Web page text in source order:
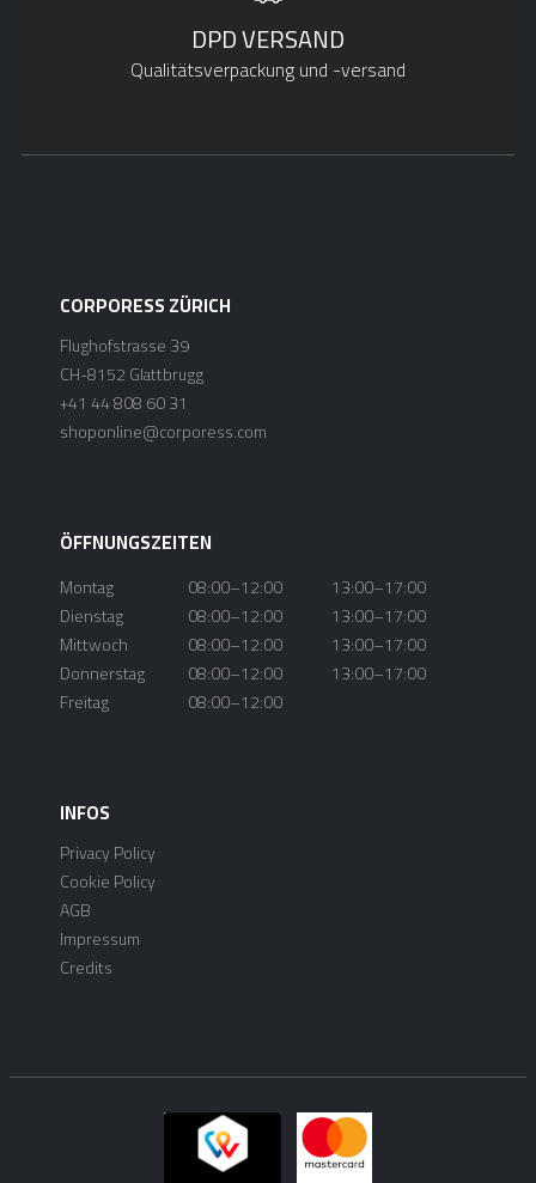
DPD VERSAND
Qualitätsverpackung und -versand
CORPORESS ZÜRICH
Flughofstrasse 39
CH-8152 Glattbrugg
+41 44 808 60 31
shoponline@corporess.com
ÖFFNUNGSZEITEN
Montag 08:00–12:00
13:00–17:00
Dienstag
08:00–12:00
13:00–17:00
Mittwoch
08:00–12:00
13:00–17:00
Donnerstag
08:00–12:00
13:00–17:00
Freitag
08:00–12:00
INFOS
Privacy Policy
Cookie Policy
AGB
Impressum
Credits